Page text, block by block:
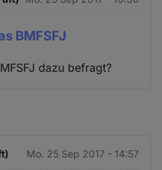
BMFSFJ
dazu befragt?
Mo. 25 Sep 2017 - 14:57